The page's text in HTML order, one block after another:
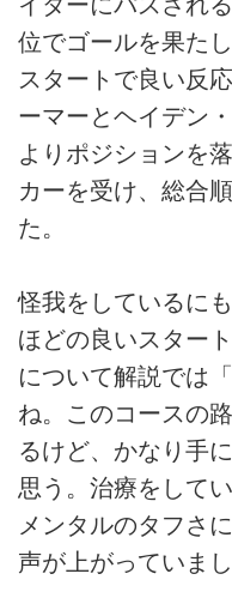
位でゴールを果た
スタートで良い反
ーマーとヘイデン
よりポジションを
カーを受け、総合
た。
怪我をしているに
ほどの良いスター
について解説では
ね。このコースの
るけど、かなり手
思う。治療をして
メンタルのタフさ
声が上がっていまし